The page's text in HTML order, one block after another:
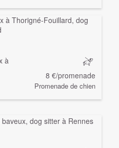
à
8 €/promenade
Promenade de chien